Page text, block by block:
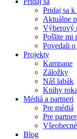
Pridaj sa k
Aktuálne
Výberový
Pošlite mi
Povedali o
Projekty
Kampane
Záložky
Náš labák
Knihy roka
Médiá a partneri
Pre médiá
Pre
Blog